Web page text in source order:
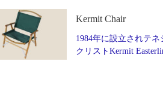
Kermit Chair
1984年に設立されテ
クリストKermit